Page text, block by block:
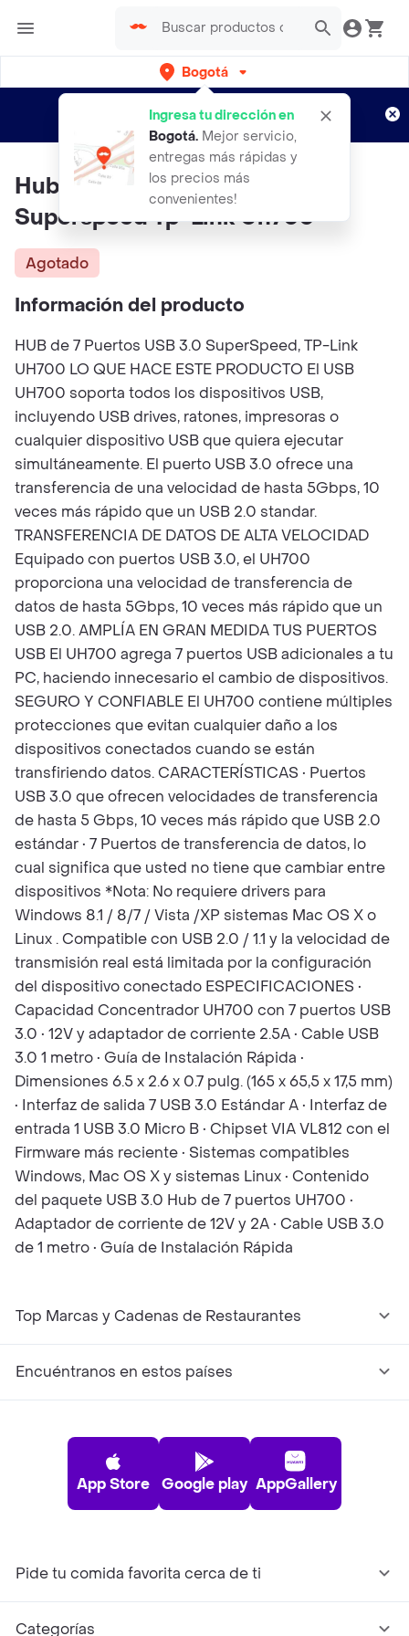
Bogotá
Ingresa tu dirección en
Bogotá. Mejor servicio,
entregas más rápidas y
los precios más
convenientes!
envíos gratis por semanas
Aplican TyC
Hub De 7 Puertos Usb 3.0
Superspeed Tp-Link Uh700
Agotado
Información del producto
HUB de 7 Puertos USB 3.0 SuperSpeed, TP-Link
UH700 LO QUE HACE ESTE PRODUCTO El USB
UH700 soporta todos los dispositivos USB,
incluyendo USB drives, ratones, impresoras o
cualquier dispositivo USB que quiera ejecutar
simultáneamente. El puerto USB 3.0 ofrece una
transferencia de una velocidad de hasta 5Gbps, 10
veces más rápido que un USB 2.0 standar.
TRANSFERENCIA DE DATOS DE ALTA VELOCIDAD
Equipado con puertos USB 3.0, el UH700
proporciona una velocidad de transferencia de
datos de hasta 5Gbps, 10 veces más rápido que un
USB 2.0. AMPLÍA EN GRAN MEDIDA TUS PUERTOS
USB El UH700 agrega 7 puertos USB adicionales a tu
PC, haciendo innecesario el cambio de dispositivos.
SEGURO Y CONFIABLE El UH700 contiene múltiples
protecciones que evitan cualquier daño a los
dispositivos conectados cuando se están
transfiriendo datos. CARACTERÍSTICAS • Puertos
USB 3.0 que ofrecen velocidades de transferencia
de hasta 5 Gbps, 10 veces más rápido que USB 2.0
estándar • 7 Puertos de transferencia de datos, lo
cual significa que usted no tiene que cambiar entre
dispositivos *Nota: No requiere drivers para
Windows 8.1 / 8/7 / Vista /XP sistemas Mac OS X o
Linux . Compatible con USB 2.0 / 1.1 y la velocidad de
transmisión real está limitada por la configuración
del dispositivo conectado ESPECIFICACIONES •
Capacidad Concentrador UH700 con 7 puertos USB
3.0 • 12V y adaptador de corriente 2.5A • Cable USB
3.0 1 metro • Guía de Instalación Rápida •
Dimensiones 6.5 x 2.6 x 0.7 pulg. (165 x 65,5 x 17,5 mm)
• Interfaz de salida 7 USB 3.0 Estándar A • Interfaz de
entrada 1 USB 3.0 Micro B • Chipset VIA VL812 con el
Firmware más reciente • Sistemas compatibles
Windows, Mac OS X y sistemas Linux • Contenido
del paquete USB 3.0 Hub de 7 puertos UH700 •
Adaptador de corriente de 12V y 2A • Cable USB 3.0
de 1 metro • Guía de Instalación Rápida
Top Marcas y Cadenas de Restaurantes
Encuéntranos en estos países
App Store Google play AppGallery
Pide tu comida favorita cerca de ti
Categorías